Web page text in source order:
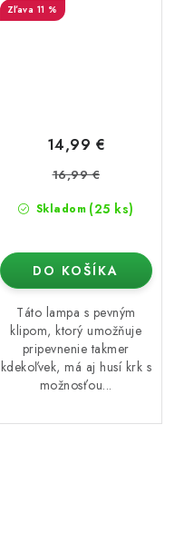
11 %
Skladom (25 ks)
14,99 €
16,99 €
DO KOŠÍKA
Táto lampa s pevným
klipom, ktorý umožňuje
pripevnenie takmer
kdekoľvek, má aj husí krk s
možnosťou...